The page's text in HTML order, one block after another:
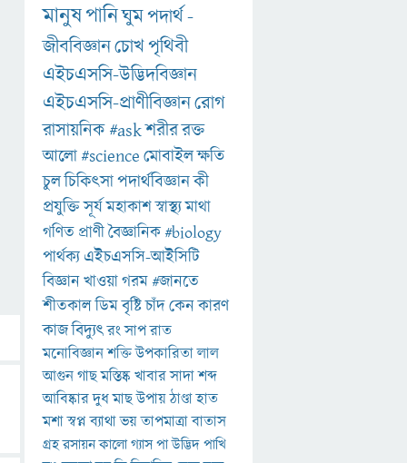
মানুষপানিঘুমপদার্থ-
জীববিজ্ঞানচোখপৃথিবী
এইচএসসি-উদ্ভিদবিজ্ঞান
এইচএসসি-প্রাণীবিজ্ঞানরোগ
রাসায়নিক#askশরীররক্ত
আলো#scienceমোবাইলক্ষতি
চুলচিকিৎসাপদার্থবিজ্ঞানকী
প্রযুক্তিসূর্যমহাকাশস্বাস্থ্যমাথা
গণিত প্রাণীবৈজ্ঞানিক#biology
পার্থক্য এইচএসসি-আইসিটি
বিজ্ঞানখাওয়াগরম#জানতে
শীতকালডিমবৃষ্টিচাঁদকেনকারণ
কাজবিদ্যুৎরংসাপরাত
মনোবিজ্ঞানশক্তিউপকারিতালাল
আগুনগাছমস্তিষ্কখাবারসাদাশব্দ
আবিষ্কারদুধমাছউপায়ঠাণ্ডাহাত
মশাস্বপ্নব্যাথাভয়তাপমাত্রাবাতাস
গ্রহরসায়নকালোগ্যাসপাউদ্ভিদপাখি